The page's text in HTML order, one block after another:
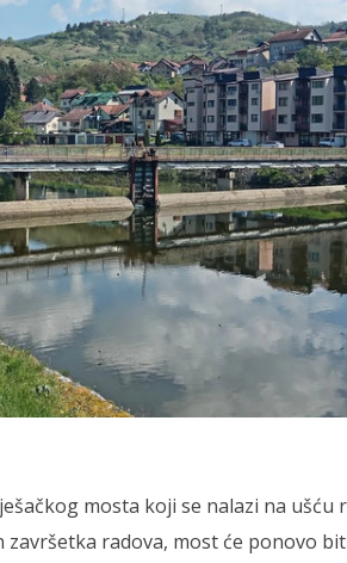
mosta koji se nalazi na ušću
radova, most će ponovo